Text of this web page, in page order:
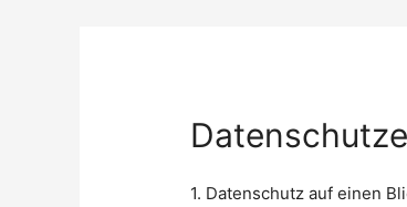
1. Datenschutz auf einen